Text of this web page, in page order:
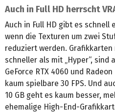
Auch in Full HD herrscht
Auch in Full HD gibt es schnell
wenn die Texturen um zwei
reduziert werden.
schneller als mit „Hyper“, sind
GeForce RTX 4060 und
kaum spielbare 30 FPS. Und
10 GB geht es kaum besser,
ehemalige High-End-